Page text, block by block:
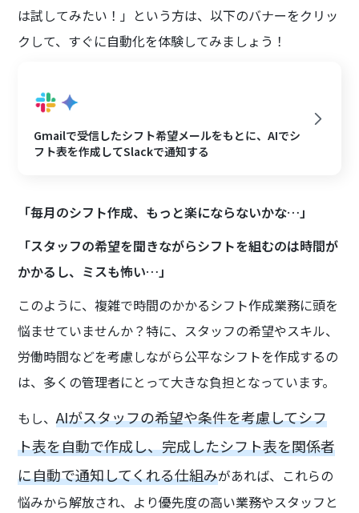
は試してみたい！」という方は、以下のバナーをクリッ
クして、すぐに自動化を体験してみましょう！
Gmailで受信したシフト希望メールをもとに、AIでシ
フト表を作成してSlackで通知する
「毎月のシフト作成、もっと楽にならないかな…」
「スタッフの希望を聞きながらシフトを組むのは時間が
かかるし、ミスも怖い…」
このように、複雑で時間のかかるシフト作成業務に頭を
悩ませていませんか？特に、スタッフの希望やスキル、
労働時間などを考慮しながら公平なシフトを作成するの
は、多くの管理者にとって大きな負担となっています。
もし、AIがスタッフの希望や条件を考慮してシフ
ト表を自動で作成し、完成したシフト表を関係者
に自動で通知してくれる仕組みがあれば、これらの
悩みから解放され、より優先度の高い業務やスタッフと